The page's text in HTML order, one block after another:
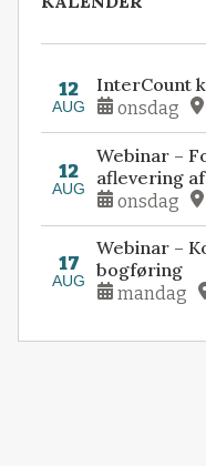
12
AUG
InterCount
onsdag
12
AUG
Webinar –
aflevering
onsdag
17
AUG
Webinar –
bogføring
mandag